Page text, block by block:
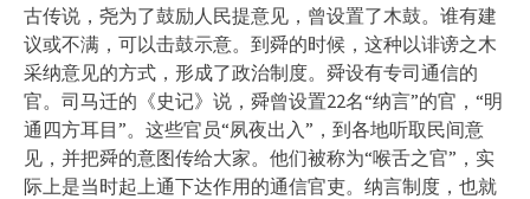
古传说，尧为了鼓励人民提意见，曾设置了木鼓。谁有建
议或不满，可以击鼓示意。到舜的时候，这种以诽谤之木
采纳意见的方式，形成了政治制度。舜设有专司通信的
官。司马迁的《史记》说，舜曾设置22名“纳言”的官，“明
通四方耳目”。这些官员“夙夜出入”，到各地听取民间意
见，并把舜的意图传给大家。他们被称为“喉舌之官”，实
际上是当时起上通下达作用的通信官吏。纳言制度，也就